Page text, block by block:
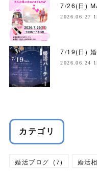
7/26(日)
2026.06.27
7/19(日) 婚
2026.06.24
カテゴリ
婚活ブログ (7) 婚活